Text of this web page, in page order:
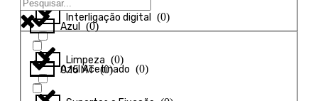
Interligação digital (0)
Limpeza (0)
Azul (0)
Azul Acetinado (0)
0.15 MT (0)